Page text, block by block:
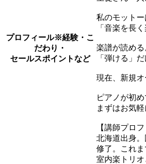
プロフィール※経験・こ
だわり・
セールスポイントなど
私のモットー
「音楽を長
楽譜が読め
「弾ける」
現在、新規
ピアノが初
まずはお気
【講師プロフ
北海道出身
修了。これ
室内楽トリ